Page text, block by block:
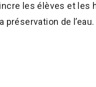
les élèves et
de